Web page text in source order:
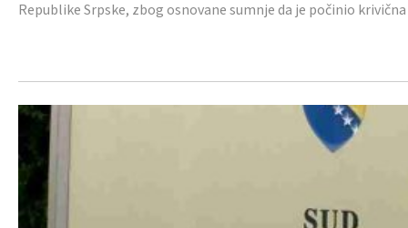
Republike Srpske, zbog osnovane sumnje da je počinio